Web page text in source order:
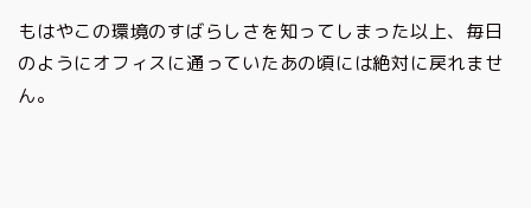
もはやこの環境のすばらしさを知ってしまった以上、毎日
のようにオフィスに通っていたあの頃には絶対に戻れませ
ん。